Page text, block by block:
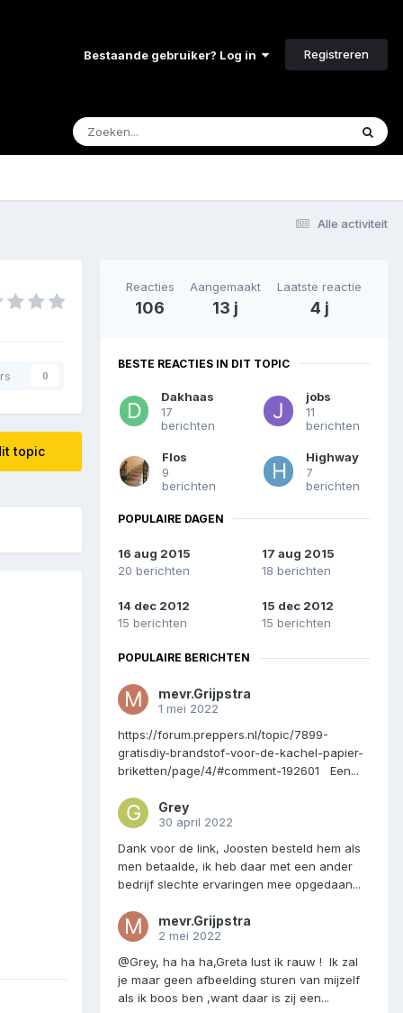
Bestaande gebruiker? Log in Registreren
Alle activiteit
0
topic
Reacties
106
Aangemaakt
13 j
Laatste reactie
4 j
BESTE REACTIES IN DIT TOPIC
Dakhaas
17
berichten
jobs
11
berichten
Flos
9
berichten
Highway
7
berichten
POPULAIRE DAGEN
16 aug 2015
20 berichten
17 aug 2015
18 berichten
14 dec 2012
15 berichten
15 dec 2012
15 berichten
POPULAIRE BERICHTEN
mevr.Grijpstra
1 mei 2022
https://forum.preppers.nl/topic/7899-
gratisdiy-brandstof-voor-de-kachel-papier-
briketten/page/4/#comment-192601 Een...
Grey
30 april 2022
Dank voor de link, Joosten besteld hem als
men betaalde, ik heb daar met een ander
bedrijf slechte ervaringen mee opgedaan...
mevr.Grijpstra
2 mei 2022
@Grey, ha ha ha,Greta lust ik rauw ! Ik zal
je maar geen afbeelding sturen van mijzelf
als ik boos ben ,want daar is zij een...